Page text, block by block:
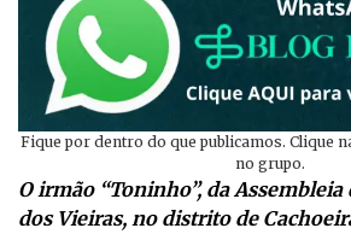
Fique por dentro do que publicamos. Clique
no grupo.
O irmão “Toninho”, da Assembleia
dos Vieiras, no distrito de